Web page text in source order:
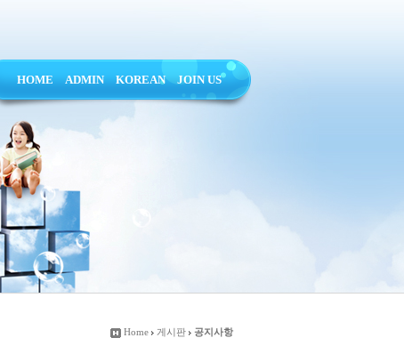
HOME ADMIN KOREAN JOIN US
Home 게시판 공지사항